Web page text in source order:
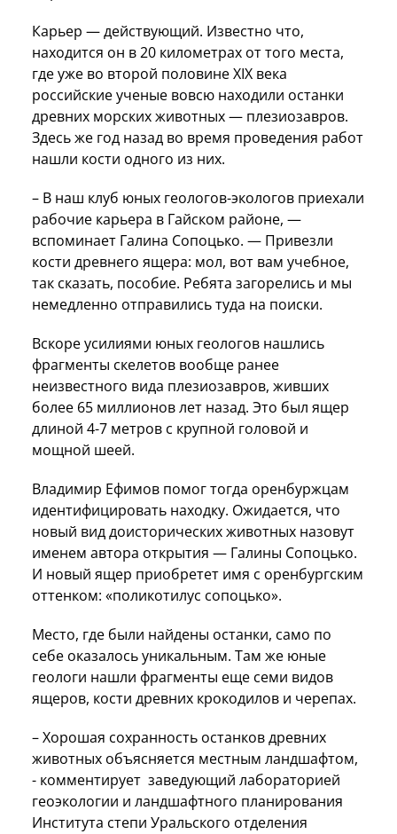
Карьер — действующий. Известно что,
находится он в 20 километрах от того места,
где уже во второй половине XIX века
российские ученые вовсю находили останки
древних морских животных — плезиозавров.
Здесь же год назад во время проведения работ
нашли кости одного из них.
– В наш клуб юных геологов-экологов приехали
рабочие карьера в Гайском районе, —
вспоминает Галина Сопоцько. — Привезли
кости древнего ящера: мол, вот вам учебное,
так сказать, пособие. Ребята загорелись и мы
немедленно отправились туда на поиски.
Вскоре усилиями юных геологов нашлись
фрагменты скелетов вообще ранее
неизвестного вида плезиозавров, живших
более 65 миллионов лет назад. Это был ящер
длиной 4-7 метров с крупной головой и
мощной шеей.
Владимир Ефимов помог тогда оренбуржцам
идентифицировать находку. Ожидается, что
новый вид доисторических животных назовут
именем автора открытия — Галины Сопоцько.
И новый ящер приобретет имя с оренбургским
оттенком: «поликотилус сопоцько».
Место, где были найдены останки, само по
себе оказалось уникальным. Там же юные
геологи нашли фрагменты еще семи видов
ящеров, кости древних крокодилов и черепах.
– Хорошая сохранность останков древних
животных объясняется местным ландшафтом,
- комментирует заведующий лабораторией
геоэкологии и ландшафтного планирования
Института степи Уральского отделения